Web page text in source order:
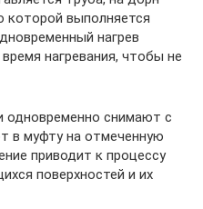
выполняется
нагрев
нагревания, чтобы не
одновременно снимают с
в муфту на отмеченную
приводит к процессу
поверхностей и их